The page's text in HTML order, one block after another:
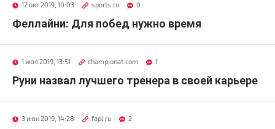
12 окт 2019, 10:03 sports.ru 0
Феллайни: Для побед нужно время
1 июл 2019, 13:51 championat.com 1
Руни назвал лучшего тренера в своей карьере
3 июн 2019, 14:28 fapl.ru 2